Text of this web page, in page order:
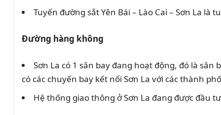
Tuyến đường sắt Yên Bái – Lào Cai – Sơn La
Đường hàng không
Sơn La có 1 sân bay đang hoạt động, đó là
có các chuyến bay kết nối Sơn La với các thành
Hệ thống giao thông ở Sơn La đang được đầu